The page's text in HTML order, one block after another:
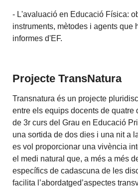
- L'avaluació en Educació Física:
instruments, mètodes i agents que
informes d'EF.
Projecte TransNatura
Transnatura és un projecte
entre els equips docents de quatre
de 3r curs del Grau en Educació
una sortida de dos dies i una nit a
es vol proporcionar una vivència
el medi natural que, a més a més
específics de cadascuna de les
facilita l’abordatged’aspectes